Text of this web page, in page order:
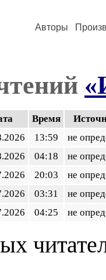
Авторы
Время
13:59
не
04:18
не
20:03
не
03:31
не
04:25 не